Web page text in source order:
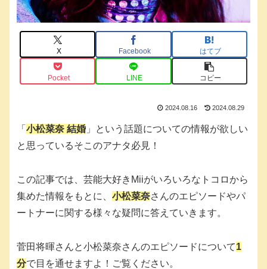
X Facebook はてブ
Pocket LINE コピー
2024.08.16 2024.08.29
「 小松菜奈 結婚 」という話題についての情報が欲しい
と思っているそこのアナタ必見！
この記事では、芸能大好きMiiがいろいろなトコロから
集めた情報をもとに、 小松菜奈さんのエピソードやパ
ートナーに関する様々な疑問に答えていきます。
菅田将暉さんと小松菜奈さんのエピソードについて1
分で目を通せますよ！ご覧ください。